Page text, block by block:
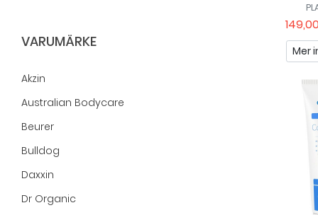
VARUMÄRKE
Akzin
Australian Bodycare
Beurer
Bulldog
Daxxin
Dr Organic
Mer